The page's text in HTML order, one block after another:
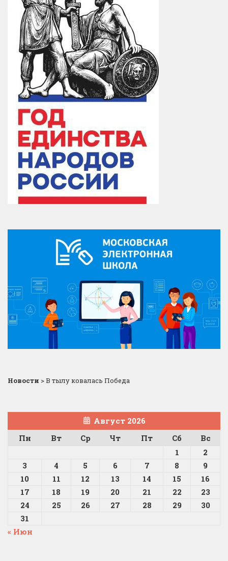
Новости >В тылу ковалась Победа
Август 2026
Пн
Вт Ср Чт Пт Сб
Вс
1
2
3
4 5 6 7 8
9
10
11 12 13 14 15
16
17
18 19 20 21 22
23
24
25 26 27 28 29
30
31
« Июн